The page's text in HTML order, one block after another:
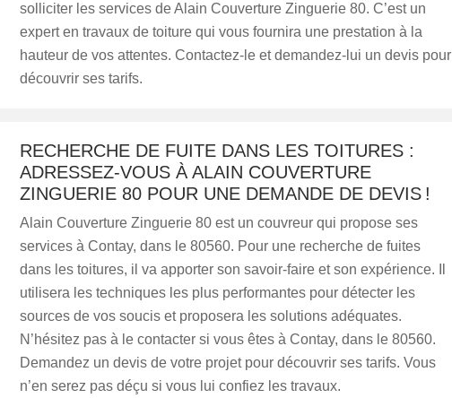
solliciter les services de Alain Couverture Zinguerie 80. C’est un
expert en travaux de toiture qui vous fournira une prestation à la
hauteur de vos attentes. Contactez-le et demandez-lui un devis pour
découvrir ses tarifs.
RECHERCHE DE FUITE DANS LES TOITURES :
ADRESSEZ-VOUS À ALAIN COUVERTURE
ZINGUERIE 80 POUR UNE DEMANDE DE DEVIS !
Alain Couverture Zinguerie 80 est un couvreur qui propose ses
services à Contay, dans le 80560. Pour une recherche de fuites
dans les toitures, il va apporter son savoir-faire et son expérience. Il
utilisera les techniques les plus performantes pour détecter les
sources de vos soucis et proposera les solutions adéquates.
N’hésitez pas à le contacter si vous êtes à Contay, dans le 80560.
Demandez un devis de votre projet pour découvrir ses tarifs. Vous
n’en serez pas déçu si vous lui confiez les travaux.